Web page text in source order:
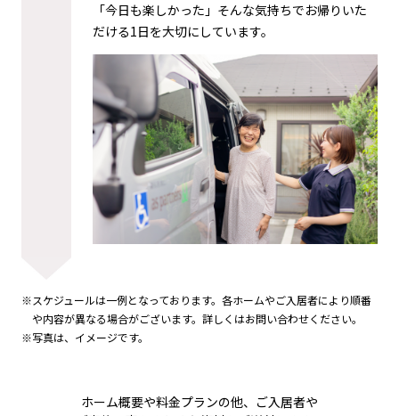
「今日も楽しかった」そんな気持ちでお帰りいた
だける1日を大切にしています。
※スケジュールは一例となっております。各ホームやご入居者により順番
や内容が異なる場合がございます。詳しくはお問い合わせください。
※写真は、イメージです。
ホーム概要や料金プランの他、ご入居者や